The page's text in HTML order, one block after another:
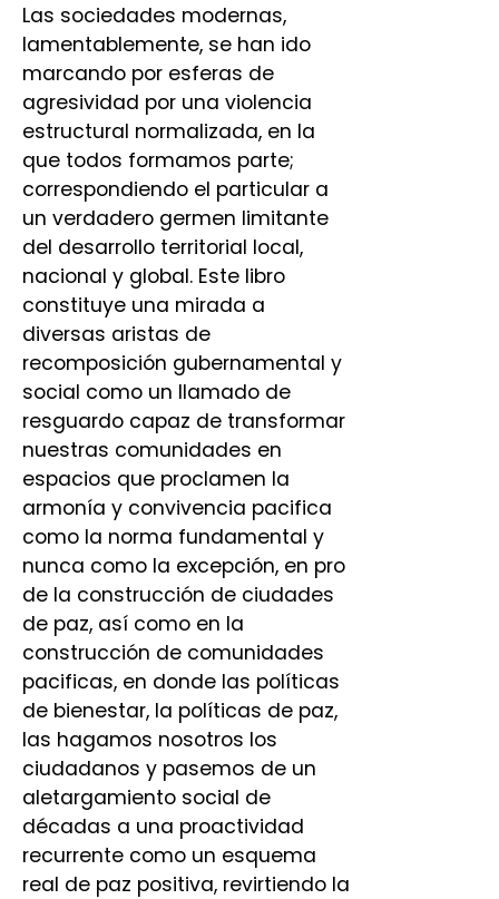
Las sociedades modernas,
lamentablemente, se han ido
marcando por esferas de
agresividad por una violencia
estructural normalizada, en la
que todos formamos parte;
correspondiendo el particular a
un verdadero germen limitante
del desarrollo territorial local,
nacional y global. Este libro
constituye una mirada a
diversas aristas de
recomposición gubernamental y
social como un llamado de
resguardo capaz de transformar
nuestras comunidades en
espacios que proclamen la
armonía y convivencia pacifica
como la norma fundamental y
nunca como la excepción, en pro
de la construcción de ciudades
de paz, así como en la
construcción de comunidades
pacificas, en donde las políticas
de bienestar, la políticas de paz,
las hagamos nosotros los
ciudadanos y pasemos de un
aletargamiento social de
décadas a una proactividad
recurrente como un esquema
real de paz positiva, revirtiendo la